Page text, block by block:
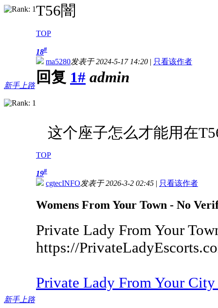
T56闇
TOP
新手上路
18#
ma5280发表于 2024-5-17 14:20 | 只看该作者
回复 1# admin
这个座子怎么才能用在
TOP
新手上路
19#
cgtecINFO发表于 2026-3-2 02:45 | 只看该作者
Womens From Your Town - No
Private Lady From Your
https://
Private Lady From Your